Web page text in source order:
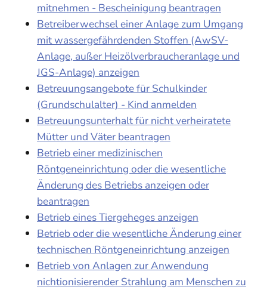
mitnehmen - Bescheinigung beantragen
Betreiberwechsel einer Anlage zum Umgang
mit wassergefährdenden Stoffen (AwSV-
Anlage, außer Heizölverbraucheranlage und
JGS-Anlage) anzeigen
Betreuungsangebote für Schulkinder
(Grundschulalter) - Kind anmelden
Betreuungsunterhalt für nicht verheiratete
Mütter und Väter beantragen
Betrieb einer medizinischen
Röntgeneinrichtung oder die wesentliche
Änderung des Betriebs anzeigen oder
beantragen
Betrieb eines Tiergeheges anzeigen
Betrieb oder die wesentliche Änderung einer
technischen Röntgeneinrichtung anzeigen
Betrieb von Anlagen zur Anwendung
nichtionisierender Strahlung am Menschen zu